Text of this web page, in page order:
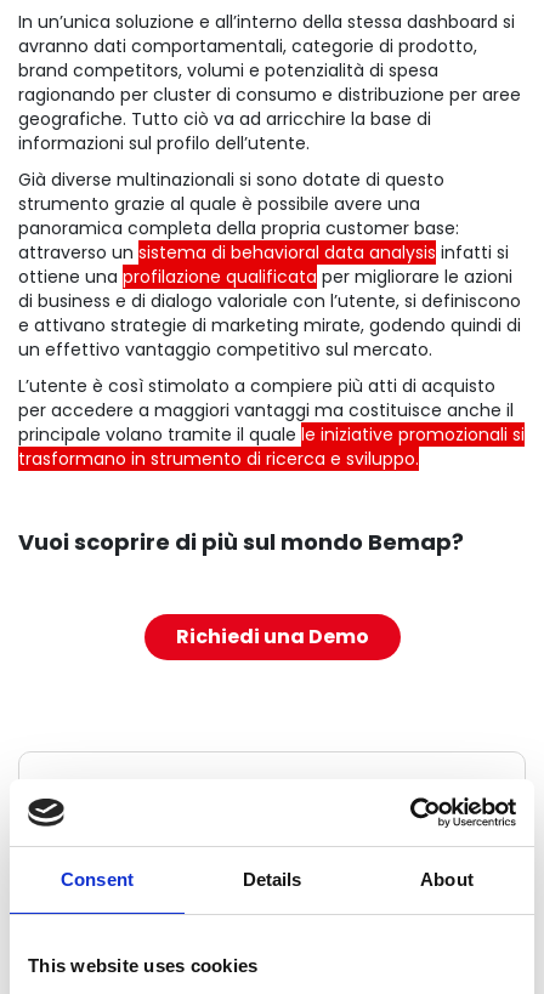
Consent Details About
This website uses cookies
In un’unica soluzione e all’interno della stessa dashboard si
avranno dati comportamentali, categorie di prodotto,
brand competitors, volumi e potenzialità di spesa
ragionando per cluster di consumo e distribuzione per aree
geografiche. Tutto ciò va ad arricchire la base di
informazioni sul profilo dell’utente.
Già diverse multinazionali si sono dotate di questo
strumento grazie al quale è possibile avere una
panoramica completa della propria customer base:
attraverso un sistema di behavioral data analysis infatti si
ottiene una profilazione qualificata per migliorare le azioni
di business e di dialogo valoriale con l’utente, si definiscono
e attivano strategie di marketing mirate, godendo quindi di
un effettivo vantaggio competitivo sul mercato.
L’utente è così stimolato a compiere più atti di acquisto
per accedere a maggiori vantaggi ma costituisce anche il
principale volano tramite il quale le iniziative promozionali si
trasformano in strumento di ricerca e sviluppo.
Vuoi scoprire di più sul mondo Bemap?
Richiedi una Demo
CEO & Founder di Advice Group
"Grazie a Bemap, i brand possono contare su di una
contatto coi propri utenti: ogni attività proposta è